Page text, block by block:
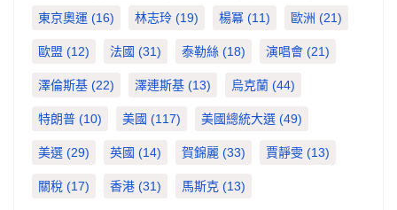
東京奧運 (16) 林志玲 (19) 楊冪 (11) 歐洲 (21)
歐盟 (12) 法國 (31) 泰勒絲 (18) 演唱會 (21)
澤倫斯基 (22) 澤連斯基 (13) 烏克蘭 (44)
特朗普 (10) 美國 (117) 美國總統大選 (49)
美選 (29) 英國 (14) 賀錦麗 (33) 賈靜雯 (13)
關稅 (17) 香港 (31) 馬斯克 (13)